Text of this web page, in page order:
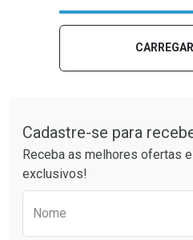
Laboratório
Por Menos
Cadastre-se para
Receba as melhores ofertas
exclusivos!
Nome